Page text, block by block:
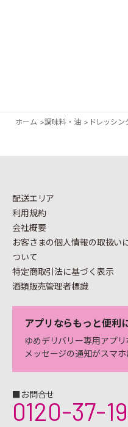
ホーム >調味料・油 > ドレッシン
配送エリア
利用規約
会社概要
お客さまの個人情報の取扱い
ついて
特定商取引法に基づく表示
酒類販売管理者標識
アプリならもっと便利
ゆめデリバリー専用アプリ
メッセージの通知がスマホ
■お問合せ
0120-37-